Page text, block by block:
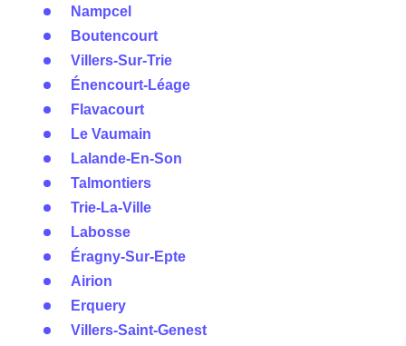
Nampcel
Boutencourt
Villers-Sur-Trie
Énencourt-Léage
Flavacourt
Le Vaumain
Lalande-En-Son
Talmontiers
Trie-La-Ville
Labosse
Éragny-Sur-Epte
Airion
Erquery
Villers-Saint-Genest